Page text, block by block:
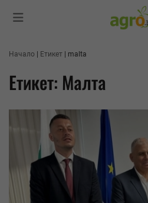
Начало Етикет malta
Етикет: Малта